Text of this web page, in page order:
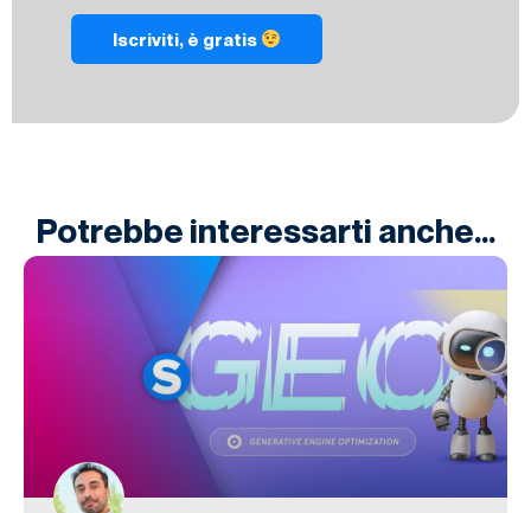
Iscriviti, è gratis
Potrebbe interessarti anche...